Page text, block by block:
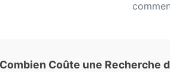
Combien Coûte une Recherche